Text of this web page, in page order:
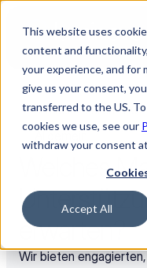
This website uses
content and
your experience, and for
give us your consent,
transferred to the US.
cookies we use, see our
withdraw your consent
Accept All
Zurück zu allen FAQ
Allgemein
Welches
erwarten?
Wir bieten